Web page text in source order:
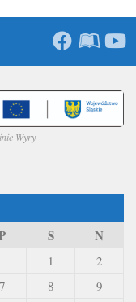
Wyry
S N
1
2
7 8
9